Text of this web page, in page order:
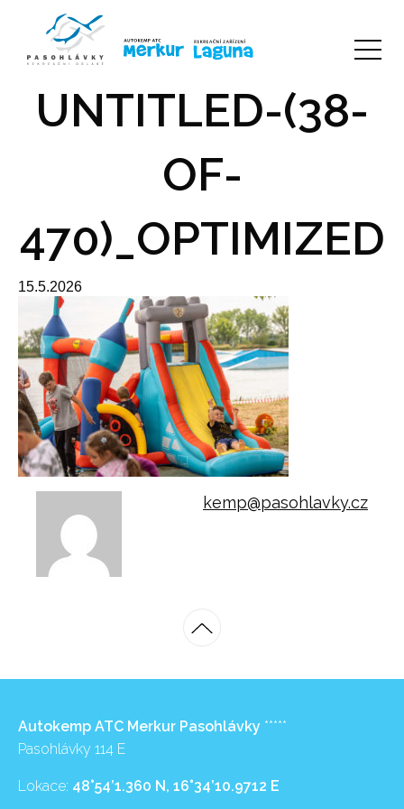
UNTITLED-(38-
OF-
470)_OPTIMIZED
15.5.2026
kemp@pasohlavky.cz
Autokemp ATC Merkur Pasohlávky *****
Pasohlávky 114 E
Lokace: 48°54’1.360 N, 16°34’10.9712 E